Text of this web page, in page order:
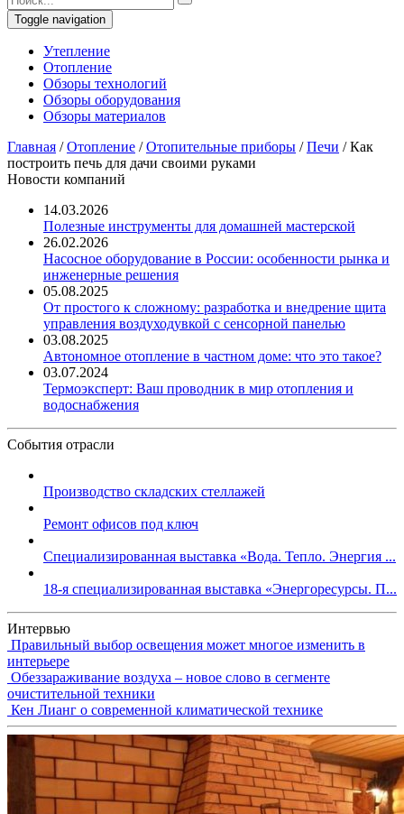
Toggle navigation
Утепление
Отопление
Обзоры технологий
Обзоры оборудования
Обзоры материалов
Главная /Отопление /Отопительные приборы /Печи /Как
построить печь для дачи своими руками
Новости компаний
14.03.2026
Полезные инструменты для домашней мастерской
26.02.2026
Насосное оборудование в России: особенности рынка и
инженерные решения
05.08.2025
От простого к сложному: разработка и внедрение щита
управления воздуходувкой с сенсорной панелью
03.08.2025
Автономное отопление в частном доме: что это такое?
03.07.2024
Термоэксперт: Ваш проводник в мир отопления и
водоснабжения
События отрасли
Производство складских стеллажей
Ремонт офисов под ключ
Специализированная выставка «Вода. Тепло. Энергия ...
18-я специализированная выставка «Энергоресурсы. П...
Интервью
Правильный выбор освещения может многое изменить в
интерьере
Обеззараживание воздуха – новое слово в сегменте
очистительной техники
Кен Лианг о современной климатической технике